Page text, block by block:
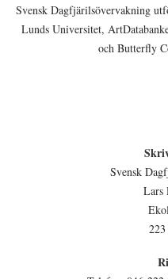
Svensk Dagfjärilsövervakning
Lunds Universitet,
och Butterfly
Svensk
Lars